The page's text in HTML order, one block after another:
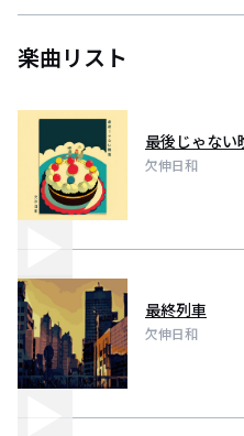
楽曲リスト
最後じゃない
欠伸日和
最終列車
欠伸日和